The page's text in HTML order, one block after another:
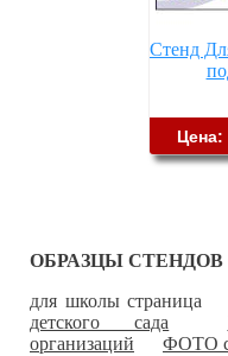
Стенд
Цена:
ОБРАЗЦЫ
для школы страница
детского сада
организаций
ФОТО